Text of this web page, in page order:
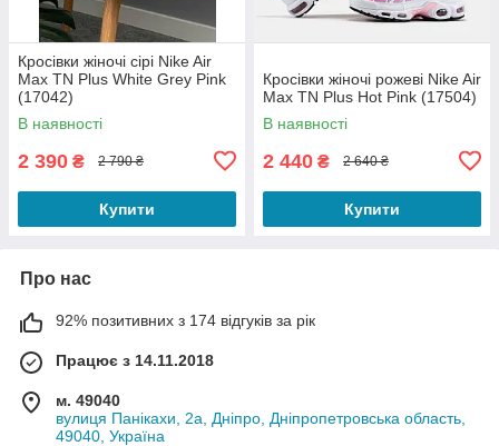
Кросівки жіночі сірі Nike Air
Max TN Plus White Grey Pink
(17042)
В наявності
2 390 ₴ 2 790 ₴
Купити
Кросівки жіночі рожеві Nike Air
Max TN Plus Hot Pink (17504)
В наявності
2 440 ₴ 2 640 ₴
Купити
Про нас
92% позитивних з 174 відгуків за рік
Працює з 14.11.2018
м. 49040
вулиця Панікахи, 2а, Дніпро, Дніпропетровська область,
49040, Україна